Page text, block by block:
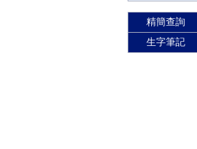
精簡查詢
生字筆記